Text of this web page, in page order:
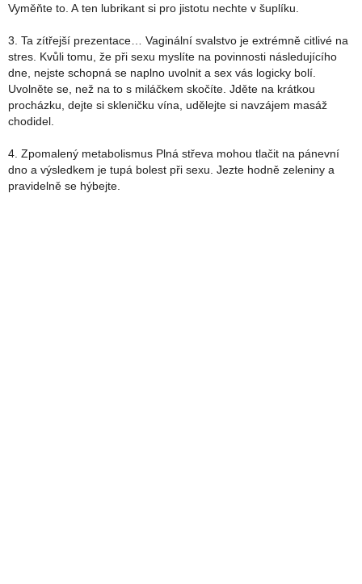
Vyměňte to. A ten lubrikant si pro jistotu nechte v šuplíku.
3. Ta zítřejší prezentace… Vaginální svalstvo je extrémně citlivé na
stres. Kvůli tomu, že při sexu myslíte na povinnosti následujícího
dne, nejste schopná se naplno uvolnit a sex vás logicky bolí.
Uvolněte se, než na to s miláčkem skočíte. Jděte na krátkou
procházku, dejte si skleničku vína, udělejte si navzájem masáž
chodidel.
4. Zpomalený metabolismus Plná střeva mohou tlačit na pánevní
dno a výsledkem je tupá bolest při sexu. Jezte hodně zeleniny a
pravidelně se hýbejte.